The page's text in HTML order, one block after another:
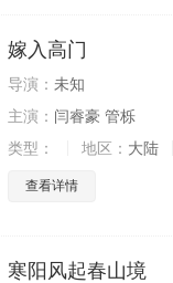
嫁入高门
导演： 未知
主演： 闫睿豪 管栎
类型：
地区： 大陆
查看详情
寒阳风起春山境